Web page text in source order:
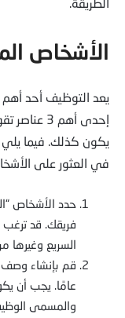
الأشخاص
يعد التوظيف أحد أهم
إحدى أهم
يكون كذلك. فيما
في العثور على
حدد الأشخاص
فريقك. قد ترغب
السريع وغيرها
قم بإنشاء
عامًا. يجب أن
والمسمى